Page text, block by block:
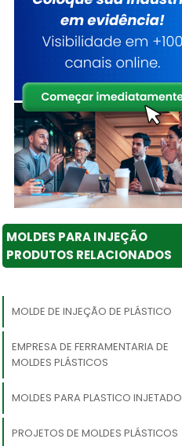
MOLDES PARA INJEÇÃO
PRODUTOS RELACIONADOS
MOLDE DE INJEÇÃO DE PLÁSTICO
EMPRESA DE FERRAMENTARIA DE
MOLDES PLÁSTICOS
MOLDES PARA PLASTICO INJETADO
PROJETOS DE MOLDES PLÁSTICOS